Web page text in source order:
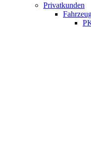
Privatkunden